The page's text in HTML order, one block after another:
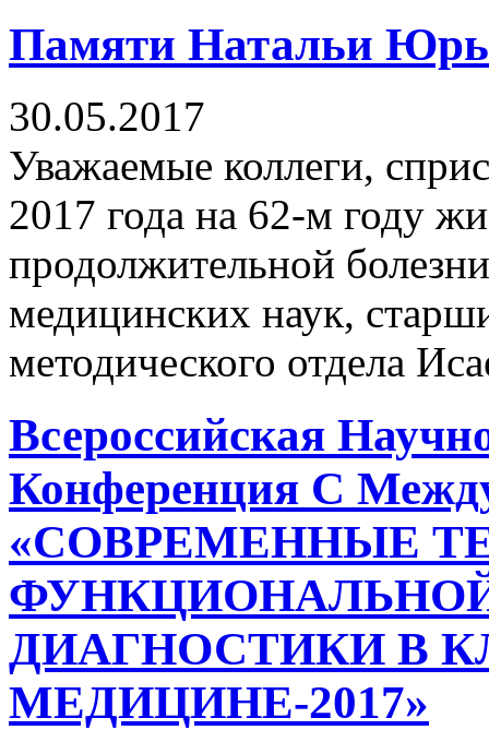
Памяти Натальи
30.05.2017
Уважаемые коллеги,
2017 года на 62-м году
продолжительной
медицинских наук,
методического отдела
Всероссийская
Конференция С
«СОВРЕМЕННЫЕ
ДИАГНОСТИКИ В
МЕДИЦИНЕ-2017»